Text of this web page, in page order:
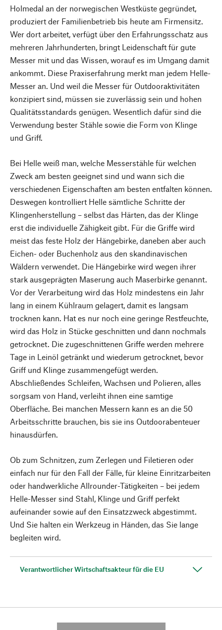
Holmedal an der norwegischen Westküste gegründet,
produziert der Familienbetrieb bis heute am Firmensitz.
Wer dort arbeitet, verfügt über den Erfahrungsschatz aus
mehreren Jahrhunderten, bringt Leidenschaft für gute
Messer mit und das Wissen, worauf es im Umgang damit
ankommt. Diese Praxiserfahrung merkt man jedem Helle-
Messer an. Und weil die Messer für Outdooraktivitäten
konzipiert sind, müssen sie zuverlässig sein und hohen
Qualitätsstandards genügen. Wesentlich dafür sind die
Verwendung bester Stähle sowie die Form von Klinge
und Griff.
Bei Helle weiß man, welche Messerstähle für welchen
Zweck am besten geeignet sind und wann sich die
verschiedenen Eigenschaften am besten entfalten können.
Deswegen kontrolliert Helle sämtliche Schritte der
Klingenherstellung – selbst das Härten, das der Klinge
erst die individuelle Zähigkeit gibt. Für die Griffe wird
meist das feste Holz der Hängebirke, daneben aber auch
Eichen- oder Buchenholz aus den skandinavischen
Wäldern verwendet. Die Hängebirke wird wegen ihrer
stark ausgeprägten Maserung auch Maserbirke genannt.
Vor der Verarbeitung wird das Holz mindestens ein Jahr
lang in einem Kühlraum gelagert, damit es langsam
trocknen kann. Hat es nur noch eine geringe Restfeuchte,
wird das Holz in Stücke geschnitten und dann nochmals
getrocknet. Die zugeschnittenen Griffe werden mehrere
Tage in Leinöl getränkt und wiederum getrocknet, bevor
Griff und Klinge zusammengefügt werden.
Abschließendes Schleifen, Wachsen und Polieren, alles
sorgsam von Hand, verleiht ihnen eine samtige
Oberfläche. Bei manchen Messern kann es an die 50
Arbeitsschritte brauchen, bis sie ins Outdoorabenteuer
hinausdürfen.
Ob zum Schnitzen, zum Zerlegen und Filetieren oder
einfach nur für den Fall der Fälle, für kleine Einritzarbeiten
oder handwerkliche Allrounder-Tätigkeiten – bei jedem
Helle-Messer sind Stahl, Klinge und Griff perfekt
aufeinander sowie auf den Einsatzzweck abgestimmt.
Und Sie halten ein Werkzeug in Händen, das Sie lange
begleiten wird.
Verantwortlicher Wirtschaftsakteur für die EU